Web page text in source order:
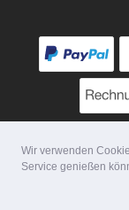
Wir verwenden
Service genießen
* Alle